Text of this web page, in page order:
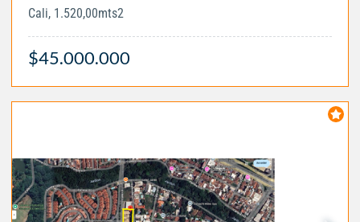
Cali, 1.520,00mts2
$45.000.000